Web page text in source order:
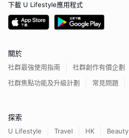
下載 U Lifestyle應用程式
關於
社群最強使用指南
社群創作有價企劃
社群焦點功能及升級計劃
常見問題
探索
U Lifestyle Travel HK Beauty